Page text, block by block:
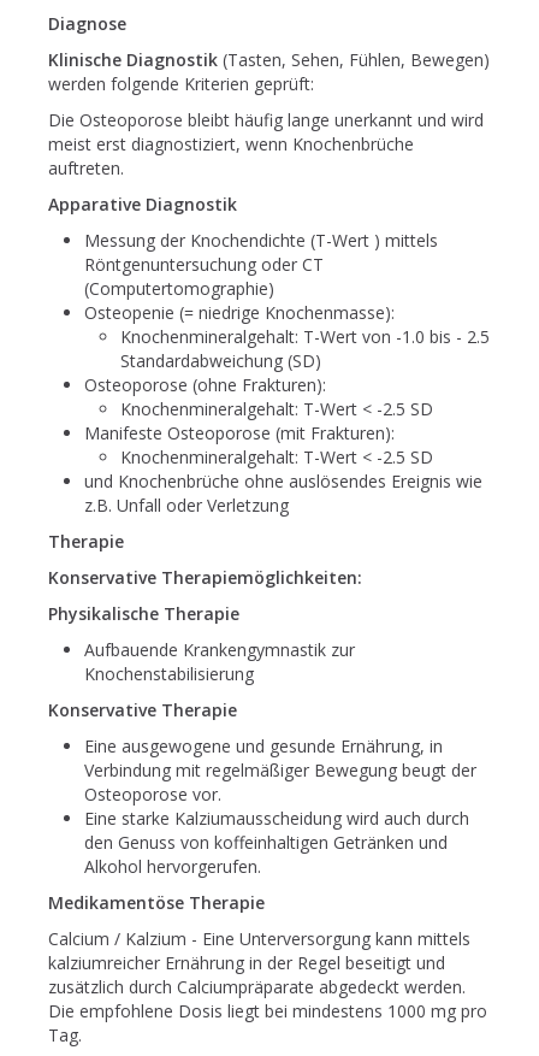
Diagnose
Klinische Diagnostik (Tasten, Sehen, Fühlen, Bewegen)
werden folgende Kriterien geprüft:
Die Osteoporose bleibt häufig lange unerkannt und wird
meist erst diagnostiziert, wenn Knochenbrüche
auftreten.
Apparative Diagnostik
Messung der Knochendichte (T-Wert ) mittels
Röntgenuntersuchung oder CT
(Computertomographie)
Osteopenie (= niedrige Knochenmasse):
Knochenmineralgehalt: T-Wert von -1.0 bis - 2.5
Standardabweichung (SD)
Osteoporose (ohne Frakturen):
Knochenmineralgehalt: T-Wert < -2.5 SD
Manifeste Osteoporose (mit Frakturen):
Knochenmineralgehalt: T-Wert < -2.5 SD
und Knochenbrüche ohne auslösendes Ereignis wie
z.B. Unfall oder Verletzung
Therapie
Konservative Therapiemöglichkeiten:
Physikalische Therapie
Aufbauende Krankengymnastik zur
Knochenstabilisierung
Konservative Therapie
Eine ausgewogene und gesunde Ernährung, in
Verbindung mit regelmäßiger Bewegung beugt der
Osteoporose vor.
Eine starke Kalziumausscheidung wird auch durch
den Genuss von koffeinhaltigen Getränken und
Alkohol hervorgerufen.
Medikamentöse Therapie
Calcium / Kalzium - Eine Unterversorgung kann mittels
kalziumreicher Ernährung in der Regel beseitigt und
zusätzlich durch Calciumpräparate abgedeckt werden.
Die empfohlene Dosis liegt bei mindestens 1000 mg pro
Tag.